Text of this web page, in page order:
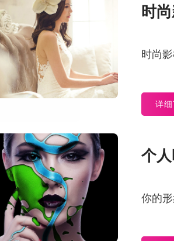
时
时尚
详
个
你的